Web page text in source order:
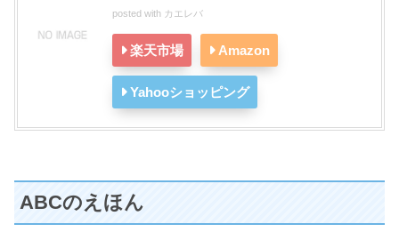
posted with カエレバ
楽天市場 Amazon
Yahooショッピング
ABCのえほん